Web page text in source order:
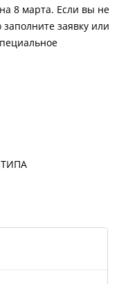
8 марта. Если вы не
заявку или